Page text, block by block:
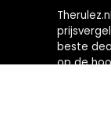
beste
op de